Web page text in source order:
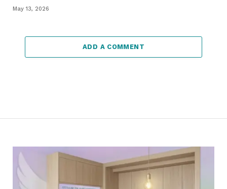
May 13, 2026
ADD A COMMENT